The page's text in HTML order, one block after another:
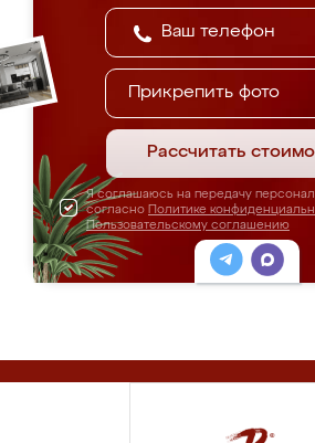
Прикрепить фото
Рассчитать
Я соглашаюсь на передачу
согласно Политике
Пользовательскому соглашению